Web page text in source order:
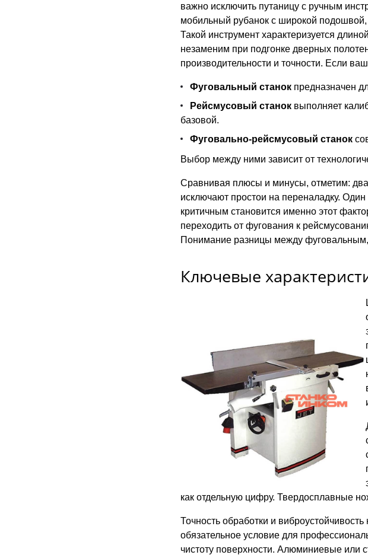
важно исключить путаницу с ручным
мобильный рубанок с широкой подошвой,
Такой инструмент характеризуется
незаменим при подгонке дверных
производительности и точности. Если
Фуговальный станок предназначен
Рейсмусовый станок выполняет
базовой.
Фуговально-рейсмусовый станок
Выбор между ними зависит от
Сравнивая плюсы и минусы, отметим: два
исключают простои на переналадку.
критичным становится именно этот
переходить от фугования к
Понимание разницы между
Ключевые
как отдельную цифру. Твердосплавные
Точность обработки и
обязательное условие для
чистоту поверхности. Алюминиевые или